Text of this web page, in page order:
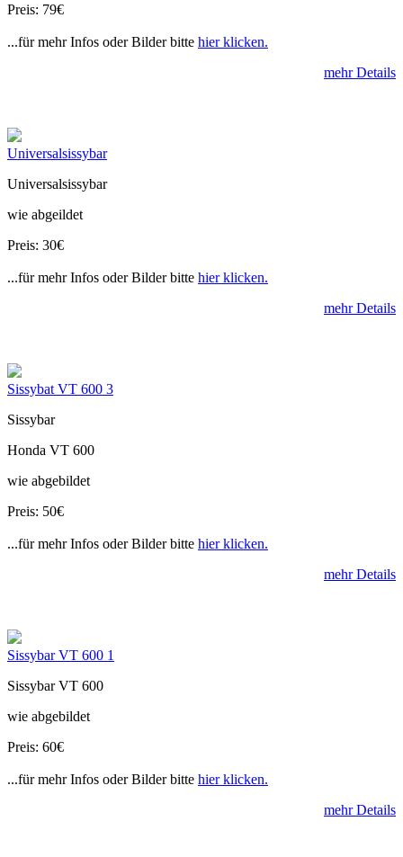
Preis: 79€
...für mehr Infos oder Bilder bitte hier klicken.
mehr Details
Universalsissybar
Universalsissybar
wie abgeildet
Preis: 30€
...für mehr Infos oder Bilder bitte hier klicken.
mehr Details
Sissybat VT 600 3
Sissybar
Honda VT 600
wie abgebildet
Preis: 50€
...für mehr Infos oder Bilder bitte hier klicken.
mehr Details
Sissybar VT 600 1
Sissybar VT 600
wie abgebildet
Preis: 60€
...für mehr Infos oder Bilder bitte hier klicken.
mehr Details